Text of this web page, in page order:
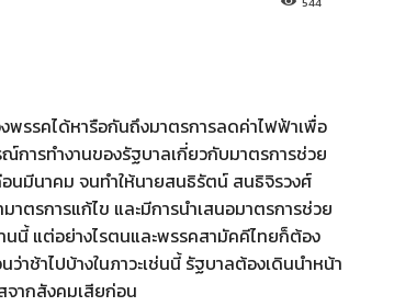
รรคได้หารือกันถึงมาตรการลดค่าไฟฟ้าเพื่อ
ณ์การทำงานของรัฐบาลเกี่ยวกับมาตรการช่วย
นมีนาคม จนทำให้นายสนธิรัตน์ สนธิจิรวงศ์
ตรการแก้ไข และมีการนำเสนอมาตรการช่วย
นนี้ แต่อย่างไรตนและพรรคสามัคคีไทยก็ต้อง
ช้าไปบ้างในภาวะเช่นนี้ รัฐบาลต้องเดินนำหน้า
จากสังคมเสียก่อน